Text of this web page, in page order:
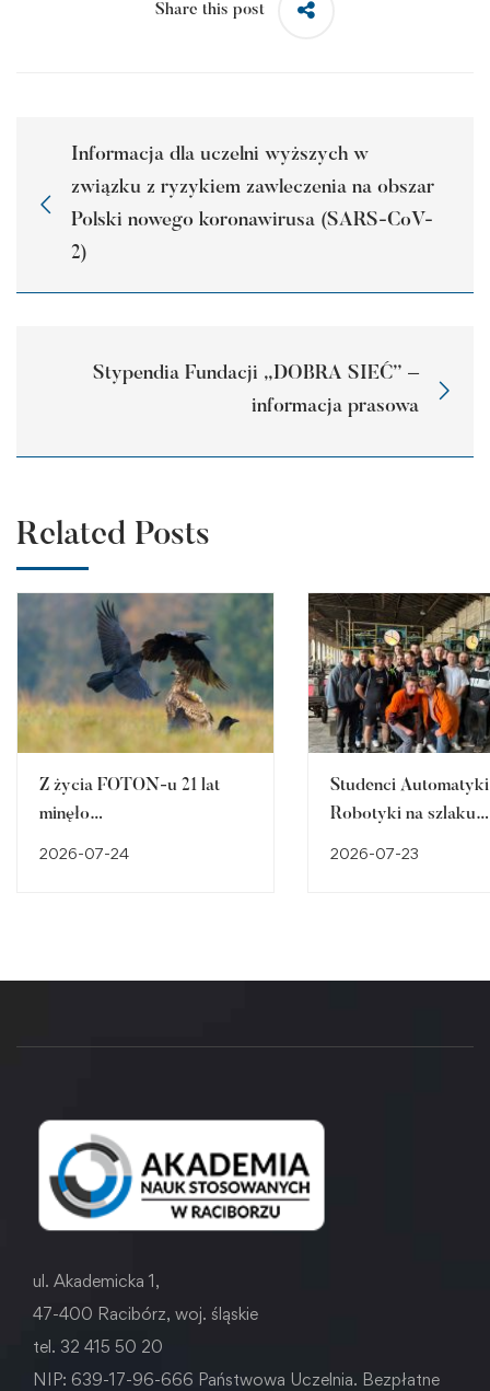
Share this post
Informacja dla uczelni wyższych w
związku z ryzykiem zawleczenia na obszar
Polski nowego koronawirusa (SARS-CoV-
2)
Stypendia Fundacji „DOBRA SIEĆ” –
informacja prasowa
Related Posts
Z życia FOTON-u 21 lat
minęło…
2026-07-24
Studenci
Robotyki na szlaku
2026-07-23
ul. Akademicka 1,
47-400 Racibórz, woj. śląskie
tel. 32 415 50 20
NIP: 639-17-96-666 Państwowa Uczelnia. Bezpłatne